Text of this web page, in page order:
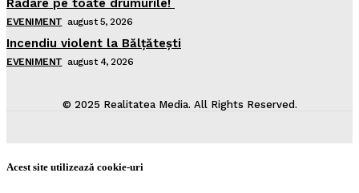
Radare pe toate drumurile!
EVENIMENT august 5, 2026
Incendiu violent la Bălţăteşti
EVENIMENT august 4, 2026
© 2025 Realitatea Media. All Rights Reserved.
Acest site utilizează cookie-uri